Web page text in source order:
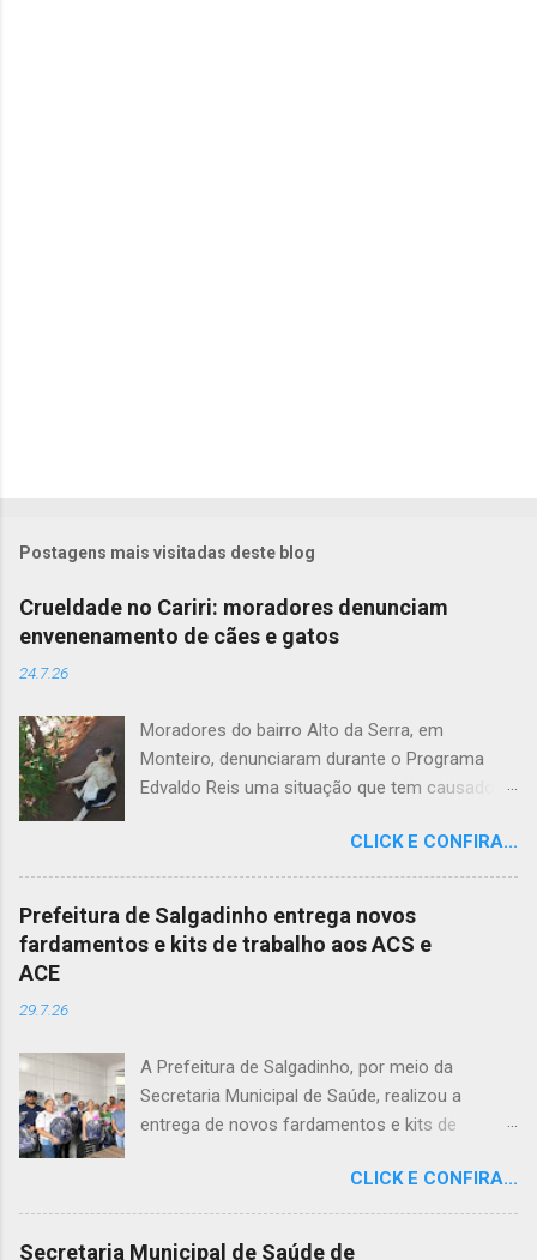
Postagens mais visitadas deste blog
Crueldade no Cariri: moradores denunciam
envenenamento de cães e gatos
24.7.26
Moradores do bairro Alto da Serra, em
Monteiro, denunciaram durante o Programa
Edvaldo Reis uma situação que tem causado
e gatos estariam sendo envenenados na
comunidade, provocando mortes marcadas
por intenso sofrimento dos animais. De acordo
com uma moradora, os casos vêm se
comoveu vizinhos e evidenciou a gravidade da
situação. Além da dor causada aos tutores dos
animais, o envenenamento representa um risco
outros animais e até crianças que, porventura,
tenham contato com substâncias tóxicas
deixadas em vias públicas. A prática de
CLICK E CONFIRA...
Prefeitura de Salgadinho entrega novos
fardamentos e kits de trabalho aos ACS e
ACE
29.7.26
A Prefeitura de Salgadinho, por meio da
Secretaria Municipal de Saúde, realizou a
entrega de novos fardamentos e kits de
(ACS) e aos Agentes de Combate às Endemias
(ACE). A iniciativa reforça o compromisso da
gestão municipal com a valorização dos
CLICK E CONFIRA...
Secretaria Municipal de Saúde de